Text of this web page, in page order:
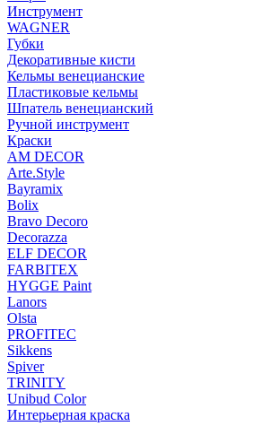
Инструмент
WAGNER
Губки
Декоративные кисти
Кельмы венецианские
Пластиковые кельмы
Шпатель венецианский
Ручной инструмент
Краски
AM DECOR
Arte.Style
Bayramix
Bolix
Bravo Decoro
Decorazza
ELF DECOR
FARBITEX
HYGGE Paint
Lanors
Olsta
PROFITEC
Sikkens
Spiver
TRINITY
Unibud Color
Интерьерная краска